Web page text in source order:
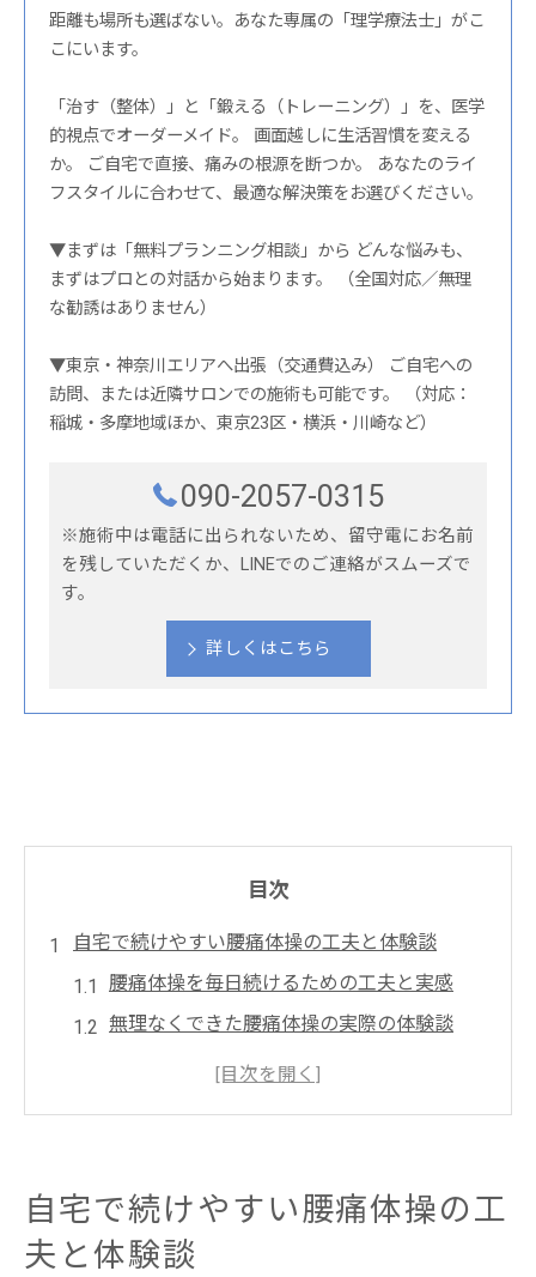
距離も場所も選ばない。あなた専属の「理学療法士」がこ
こにいます。
「治す（整体）」と「鍛える（トレーニング）」を、医学
的視点でオーダーメイド。 画面越しに生活習慣を変える
か。 ご自宅で直接、痛みの根源を断つか。 あなたのライ
フスタイルに合わせて、最適な解決策をお選びください。
▼まずは「無料プランニング相談」から どんな悩みも、
まずはプロとの対話から始まります。 （全国対応／無理
な勧誘はありません）
▼東京・神奈川エリアへ出張（交通費込み） ご自宅への
訪問、または近隣サロンでの施術も可能です。 （対応：
稲城・多摩地域ほか、東京23区・横浜・川崎など）
090-2057-0315
※施術中は電話に出られないため、留守電にお名前
を残していただくか、LINEでのご連絡がスムーズで
す。
詳しくはこちら
目次
自宅で続けやすい腰痛体操の工夫と体験談
腰痛体操を毎日続けるための工夫と実感
無理なくできた腰痛体操の実際の体験談
腰痛改善で役立った自宅体操のポイント
整体師が感じた腰痛体操で意識したい点
腰痛体操で私が大切にしている注意ポイン
自宅で続けやすい腰痛体操の工
夫と体験談